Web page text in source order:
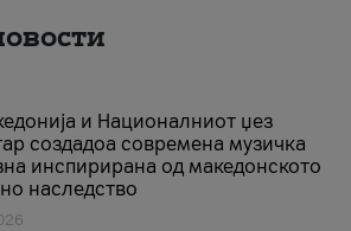
и Националниот џез
создадоа современа музичка
инспирирана од македонското
наследство